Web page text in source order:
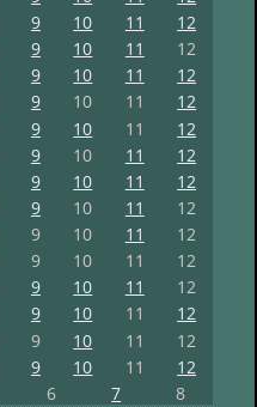
9 10 11 12
9 10 11 12
9 10 11 12
9 10 11 12
9 10 11 12
9 10 11 12
9 10 11 12
9 10 11 12
9 10 11 12
9 10 11 12
9 10 11 12
9 10 11 12
9 10 11 12
9 10 11 12
6 7 8